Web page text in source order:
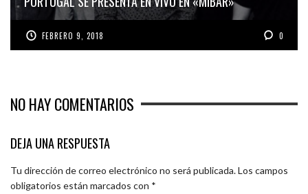
FEBRERO 9, 2018 0
NO HAY COMENTARIOS
DEJA UNA RESPUESTA
Tu dirección de correo electrónico no será publicada.Los campos
obligatorios están marcados con *